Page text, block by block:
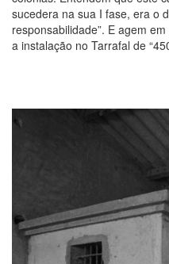
sucedera na sua I fase, era o
responsabilidade”. E agem
a instalação no Tarrafal de